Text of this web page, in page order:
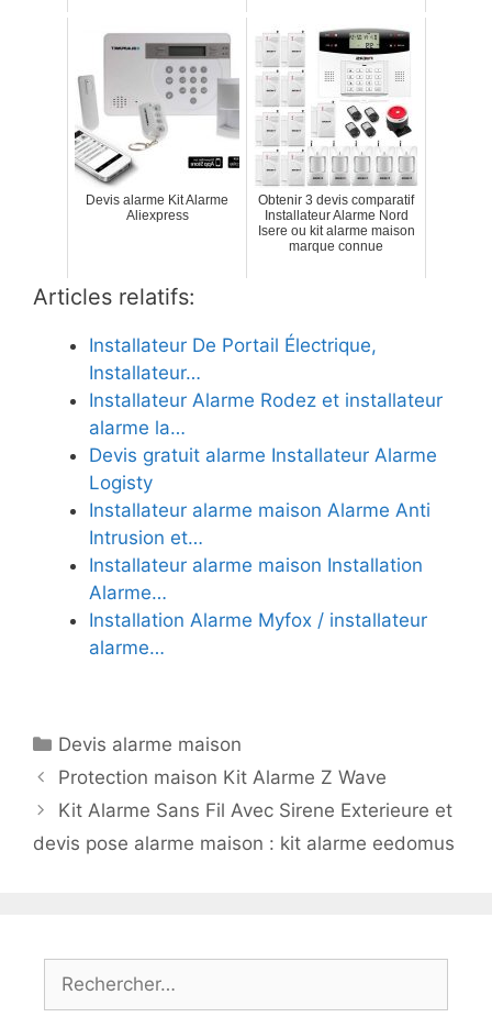
Devis alarme Kit Alarme
Aliexpress
Obtenir 3 devis comparatif
Installateur Alarme Nord
Isere ou kit alarme maison
marque connue
Articles relatifs:
Installateur De Portail Électrique,
Installateur…
Installateur Alarme Rodez et installateur
alarme la…
Devis gratuit alarme Installateur Alarme
Logisty
Installateur alarme maison Alarme Anti
Intrusion et…
Installateur alarme maison Installation
Alarme…
Installation Alarme Myfox / installateur
alarme…
Catégories
Devis alarme maison
Protection maison Kit Alarme Z Wave
Kit Alarme Sans Fil Avec Sirene Exterieure et
devis pose alarme maison : kit alarme eedomus